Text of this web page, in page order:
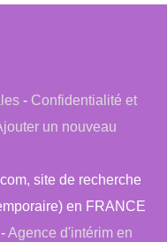
- Confidentialité et
un nouveau
site de recherche
en FRANCE
-Agence d'intérim en